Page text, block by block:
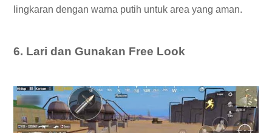
lingkaran dengan warna putih untuk area yang aman.
6. Lari dan Gunakan Free Look